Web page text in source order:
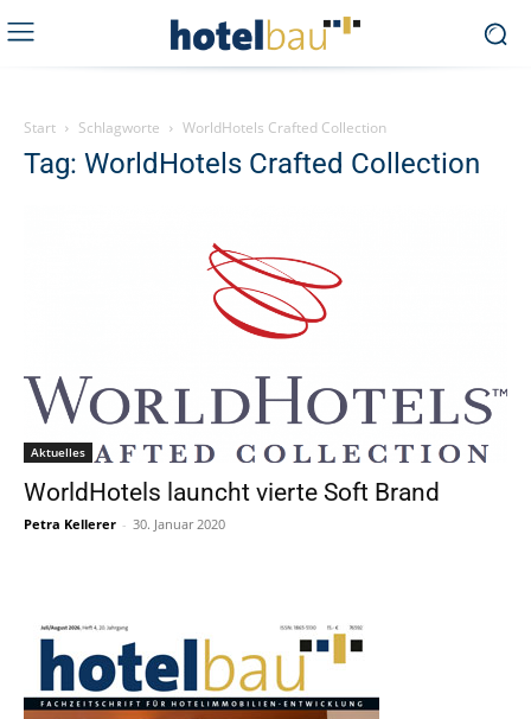
Start Schlagworte WorldHotels Crafted Collection
Tag: WorldHotels Crafted Collection
Aktuelles
WorldHotels launcht vierte Soft Brand
Petra Kellerer - 30. Januar 2020